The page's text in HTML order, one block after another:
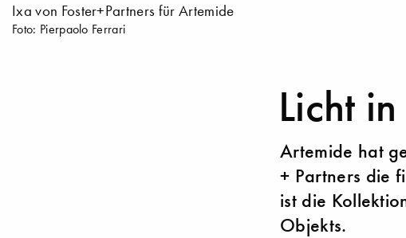
Ixa von Foster+Partners für Artemide
Foto: Pierpaolo Ferrari
Licht
Artemide hat
+ Partners die
ist die
Objekts.